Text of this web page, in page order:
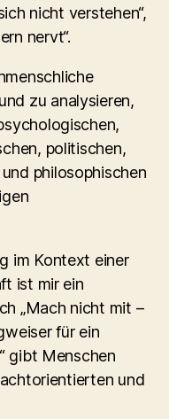
nicht verstehen“,
nervt“.
zu analysieren,
politischen,
philosophischen
im Kontext einer
ist mir ein
„Mach nicht mit –
für ein
gibt Menschen
und